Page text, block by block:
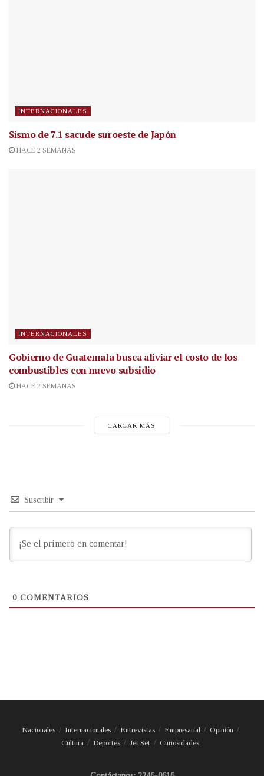
INTERNACIONALES
Sismo de 7.1 sacude suroeste de Japón
HACE 2 SEMANAS
INTERNACIONALES
Gobierno de Guatemala busca aliviar el costo de los
combustibles con nuevo subsidio
HACE 2 SEMANAS
CARGAR MÁS
Suscribir
0 COMENTARIOS
Nacionales Internacionales Entrevistas Empresarial
Opinión
Cultura
Deportes Jet Set Curiosidades